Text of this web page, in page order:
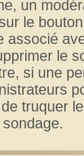
un
le
associé
le
si une
truquer